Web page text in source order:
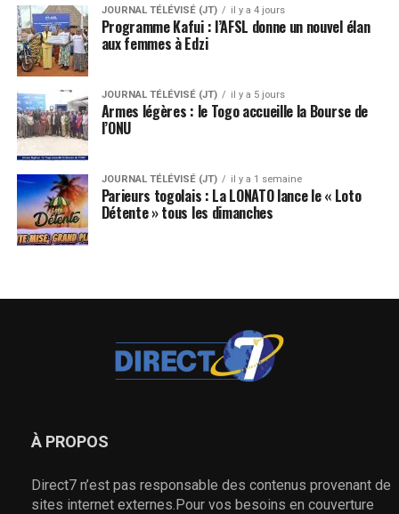
JOURNAL TÉLÉVISÉ (JT) il y a 4 jours
Programme Kafui : l’AFSL donne un nouvel élan
aux femmes à Edzi
JOURNAL TÉLÉVISÉ (JT) il y a 5 jours
Armes légères : le Togo accueille la Bourse de
l’ONU
JOURNAL TÉLÉVISÉ (JT) il y a 1 semaine
Parieurs togolais : La LONATO lance le « Loto
Détente » tous les dimanches
À PROPOS
Direct7 n’est pas responsable des contenus provenant de
sites internet externes.Pour vos besoins en couverture